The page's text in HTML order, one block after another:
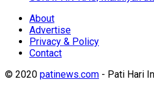
About
Advertise
Privacy & Policy
Contact
© 2020 patinews.com - Pati Hari